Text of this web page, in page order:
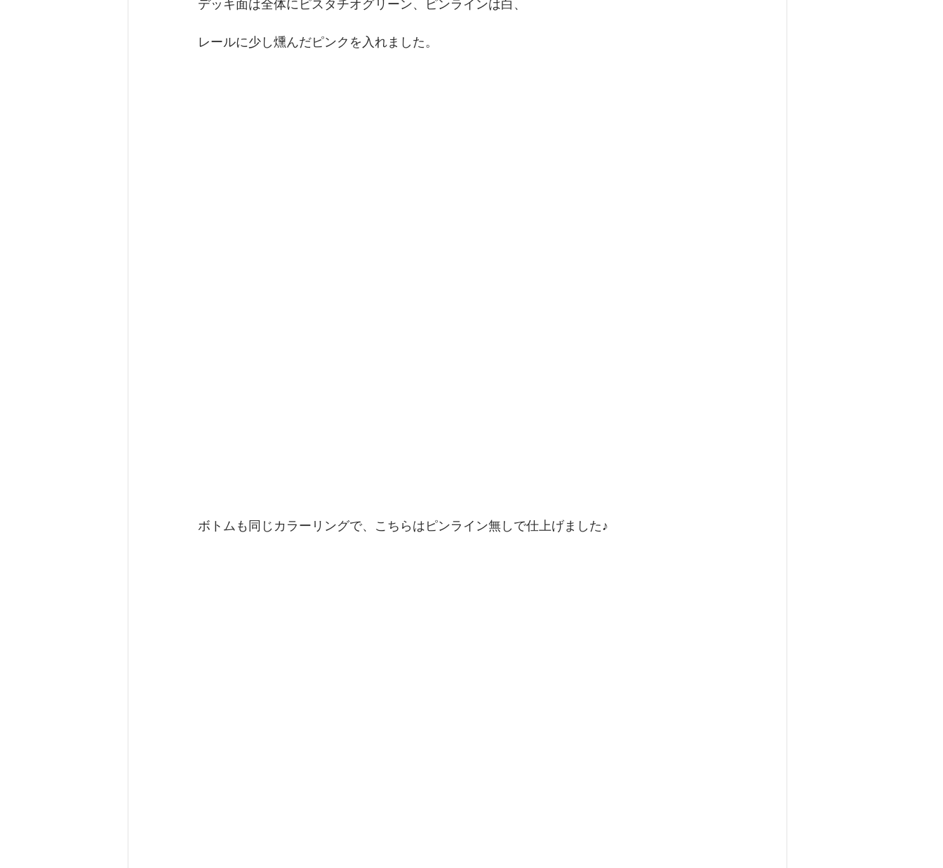
デッキ面は全体にピスタチオグリーン、ピンラインは白、
レールに少し燻んだピンクを入れました。
ボトムも同じカラーリングで、こちらはピンライン無しで仕上げました♪